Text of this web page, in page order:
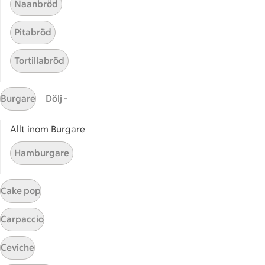
ICA Nära
ICA Supermarket
ICA Kvantum
ICA Maxi
Utvalda leverantörer
Annonsera
Jobba på ICA
Hållbarhet
ICA Stiftelsen
Kundservice
Reklamera
Återkallelser
Spärra eller beställ nytt ICA-kort
Naanbröd
Pitabröd
Tortillabröd
Burgare Dölj -
Allt inom Burgare
Hamburgare
Cake pop
Carpaccio
Ceviche